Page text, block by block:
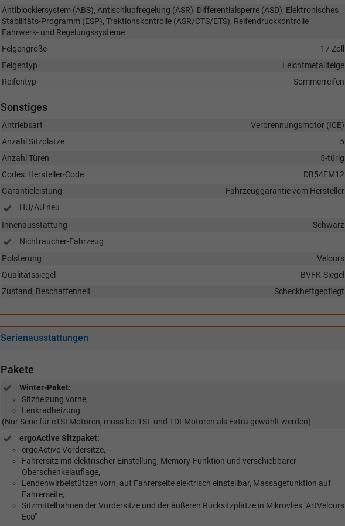
Antiblockiersystem (ABS), Antischlupfregelung (ASR), Differentialsperre (ASD), Elektronisches
Stabilitäts-Programm (ESP), Traktionskontrolle (ASR/CTS/ETS), Reifendruckkontrolle
Fahrwerk- und Regelungssysteme
17 Zoll
Felgengröße
Leichtmetallfelge
Felgentyp
Sommerreifen
Reifentyp
Sonstiges
Verbrennungsmotor (ICE)
Antriebsart
5
Anzahl Sitzplätze
5-türig
Anzahl Türen
DB54EM12
Codes: Hersteller-Code
Fahrzeuggarantie vom Hersteller
Garantieleistung
HU/AU neu
Schwarz
Innenausstattung
Nichtraucher-Fahrzeug
Velours
Polsterung
BVFK-Siegel
Qualitätssiegel
Scheckheftgepflegt
Zustand, Beschaffenheit
Serienausstattungen
Pakete
Winter-Paket:
Sitzheizung vorne,
Lenkradheizung
(Nur Serie für eTSI Motoren, muss bei TSI- und TDI-Motoren als Extra gewählt werden)
ergoActive Sitzpaket:
ergoActive Vordersitze,
Fahrersitz mit elektrischer Einstellung, Memory-Funktion und verschiebbarer
Oberschenkelauflage,
Lendenwirbelstützen vorn, auf Fahrerseite elektrisch einstellbar, Massagefunktion auf
Fahrerseite,
Sitzmittelbahnen der Vordersitze und der äußeren Rücksitzplätze in Mikrovlies "ArtVelours
Eco"